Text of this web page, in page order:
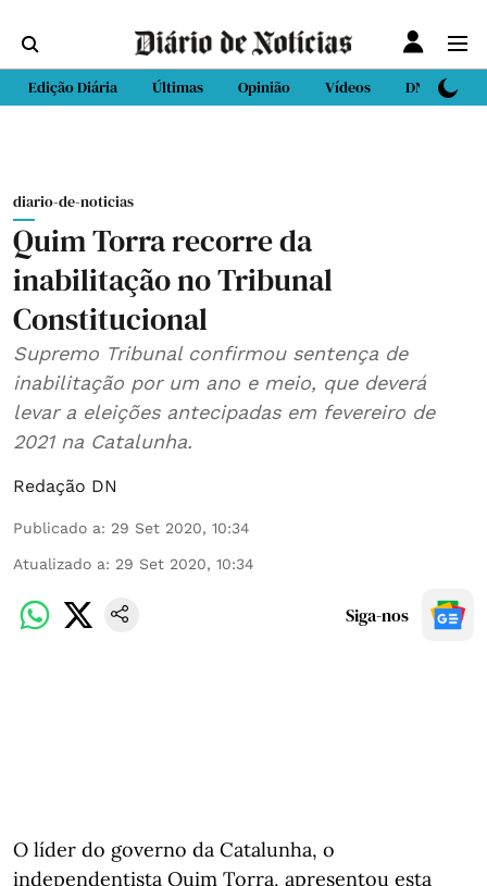
Edição Diária Últimas Opinião Vídeos DN Sport
diario-de-noticias
Quim Torra recorre da
inabilitação no Tribunal
Constitucional
Supremo Tribunal confirmou sentença de
inabilitação por um ano e meio, que deverá
levar a eleições antecipadas em fevereiro de
2021 na Catalunha.
Redação DN
Publicado a: 29 Set 2020, 10:34
Atualizado a: 29 Set 2020, 10:34
Siga-nos
O líder do governo da Catalunha, o
independentista Quim Torra, apresentou esta